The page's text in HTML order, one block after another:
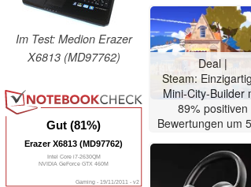
Im Test: Medion Erazer
X6813 (MD97762)
Gut (81%)
Erazer X6813 (MD97762)
Intel Core i7-2630QM
NVIDIA GeForce GTX 460M
Gaming - 19/11/2011 - v2
Deal |
Steam:
Mini-City-Builder
89% positiven
Bewertungen um